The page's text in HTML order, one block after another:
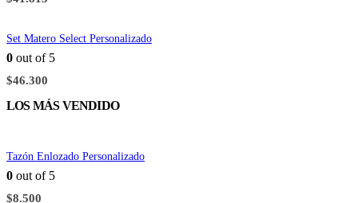
Set Matero Select Personalizado
0 out of 5
$46.300
LOS MÁS VENDIDO
Tazón Enlozado Personalizado
0 out of 5
$8.500